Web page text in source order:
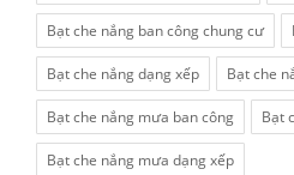
Bạt che nắng ban công chung cư
Bạt che nắng dạng xếp Bạt che
Bạt che nắng mưa ban công Bạt
Bạt che nắng mưa dạng xếp